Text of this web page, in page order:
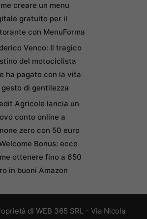
creare un menu
gratuito per il
con MenuForma
Venco: Il tragico
del motociclista
ha pagato con la vita
gesto di gentilezza
Agricole lancia un
conto online a
zero con 50 euro
Bonus: ecco
ottenere fino a 650
in buoni Amazon
di WEB 365 SRL - Via Nicola